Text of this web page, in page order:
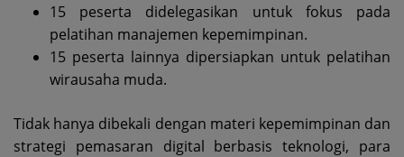
15 peserta didelegasikan untuk fokus pada
pelatihan manajemen kepemimpinan.
15 peserta lainnya dipersiapkan untuk pelatihan
wirausaha muda.
Tidak hanya dibekali dengan materi kepemimpinan dan
strategi pemasaran digital berbasis teknologi, para